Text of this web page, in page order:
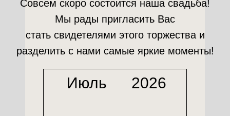
Совсем скоро состоится наша свадьба!
Мы рады пригласить Вас
стать свидетелями этого торжества и
разделить с нами самые яркие моменты!
Июль 2026